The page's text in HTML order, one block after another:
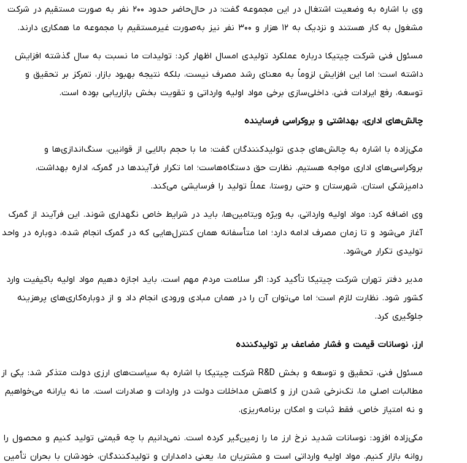
وی با اشاره به وضعیت اشتغال در این مجموعه گفت: در حال‌حاضر حدود ۲۰۰ نفر به صورت مستقیم در شرکت
مشغول به کار هستند و نزدیک به ۱۲ هزار و ۳۰۰ نفر نیز به‌صورت غیرمستقیم با مجموعه ما همکاری دارند.
مسئول فنی شرکت چیتیکا درباره عملکرد تولیدی امسال اظهار کرد: تولیدات ما نسبت به سال گذشته افزایش
داشته است؛ اما این افزایش لزوماً به معنای رشد مصرف نیست، بلکه نتیجه بهبود بازار، تمرکز بر تحقیق و
توسعه، رفع ایرادات فنی، داخلی‌سازی برخی مواد اولیه وارداتی و تقویت بخش بازاریابی بوده است.
چالش‌های اداری، بهداشتی و بروکراسی فرساینده
مکی‌زاده با اشاره به چالش‌های جدی تولیدکنندگان گفت: ما با حجم بالایی از قوانین، سنگ‌اندازی‌ها و
بروکراسی‌های اداری مواجه هستیم. نظارت حق دستگاه‌هاست؛ اما تکرار فرآیندها در گمرک، اداره بهداشت،
دامپزشکی استان، شهرستان و حتی روستا، عملاً تولید را فرسایشی می‌کند.
وی اضافه کرد: مواد اولیه وارداتی، به ویژه ویتامین‌ها، باید در شرایط خاص نگهداری شوند. این فرآیند از گمرک
آغاز می‌شود و تا زمان مصرف ادامه دارد؛ اما متأسفانه همان کنترل‌هایی که در گمرک انجام شده، دوباره در واحد
تولیدی تکرار می‌شود.
مدیر دفتر تهران شرکت چیتیکا تأکید کرد: اگر سلامت مردم مهم است، باید اجازه دهیم مواد اولیه باکیفیت وارد
کشور شود. نظارت لازم است؛ اما می‌توان آن را در همان مبادی ورودی انجام داد و از دوباره‌کاری‌های پرهزینه
جلوگیری کرد.
ارز، نوسانات قیمت و فشار مضاعف بر تولیدکننده
مسئول فنی، تحقیق و توسعه و بخش R&D شرکت چیتیکا با اشاره به سیاست‌های ارزی دولت متذکر شد: یکی از
مطالبات اصلی ما، تک‌نرخی شدن ارز و کاهش مداخلات دولت در واردات و صادرات است. ما نه یارانه می‌خواهیم
و نه امتیاز خاص، فقط ثبات و امکان برنامه‌ریزی.
مکی‌زاده افزود: نوسانات شدید نرخ ارز ما را زمین‌گیر کرده است. نمی‌دانیم با چه قیمتی تولید کنیم و محصول را
روانه بازار کنیم. مواد اولیه وارداتی است و مشتریان ما، یعنی دامداران و تولیدکنندگان، خودشان با بحران تأمین